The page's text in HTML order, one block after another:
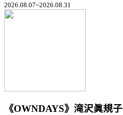
2026.08.07~2026.08.31
《OWNDAYS》滝沢眞規